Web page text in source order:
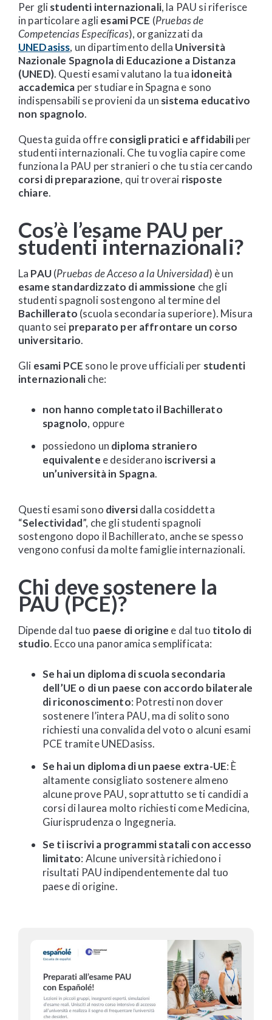
Per glistudenti internazionali, la PAU si riferisce
in particolare agliesami PCE (Pruebas de
Competencias Específicas), organizzati da
UNEDasiss, un dipartimento della Università
Nazionale Spagnola di Educazione a Distanza
(UNED). Questi esami valutano la tua idoneità
accademica per studiare in Spagna e sono
indispensabili se provieni da un sistema educativo
non spagnolo.
Questa guida offreconsigli pratici e affidabiliper
studenti internazionali. Che tu voglia capire come
funziona la PAU per stranieri o che tu stia cercando
corsi di preparazione, qui troverai risposte
chiare.
Cos’è l’esame PAU per
studenti internazionali?
La PAU(Pruebas de Acceso a la Universidad) è un
esame standardizzato di ammissione che gli
studenti spagnoli sostengono al termine del
Bachillerato (scuola secondaria superiore). Misura
quanto sei preparato per affrontare un corso
universitario.
Gli esami PCE sono le prove ufficiali per studenti
internazionaliche:
non hanno completato il Bachillerato
spagnolo, oppure
possiedono un diploma straniero
equivalente e desiderano iscriversi a
un’università in Spagna.
Questi esami sono diversidalla cosiddetta
“Selectividad”, che gli studenti spagnoli
sostengono dopo il Bachillerato, anche se spesso
vengono confusi da molte famiglie internazionali.
Chi deve sostenere la
PAU (PCE)?
Dipende dal tuo paese di origine e dal tuo titolo di
studio. Ecco una panoramica semplificata:
Se hai un diploma di scuola secondaria
dell’UE o di un paese con accordo bilaterale
di riconoscimento: Potresti non dover
sostenere l’intera PAU, ma di solito sono
richiesti una convalida del voto o alcuni esami
PCE tramite UNEDasiss.
Se hai un diploma di un paese extra-UE: È
altamente consigliato sostenere almeno
alcune prove PAU, soprattutto se ti candidi a
corsi di laurea molto richiesti come Medicina,
Giurisprudenza o Ingegneria.
Se ti iscrivi a programmi statali con accesso
limitato: Alcune università richiedono i
risultati PAU indipendentemente dal tuo
paese di origine.